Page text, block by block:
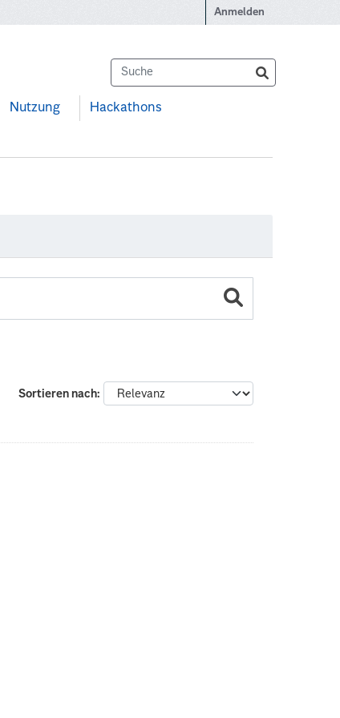
Anmelden
Nutzung Hackathons
Sortieren nach